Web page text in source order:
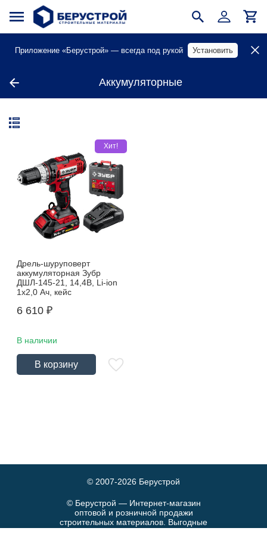
Приложение «Берустрой» — всегда под рукой Установить
Аккумуляторные
Хит!
Дрель-шуруповерт
аккумуляторная Зубр
ДШЛ-145-21, 14,4В, Li-ion
1х2,0 Ач, кейс
6 610 ₽
В наличии
В корзину
© 2007-2026 Берустрой
© Берустрой — Интернет-магазин
оптовой и розничной продажи
строительных материалов. Выгодные